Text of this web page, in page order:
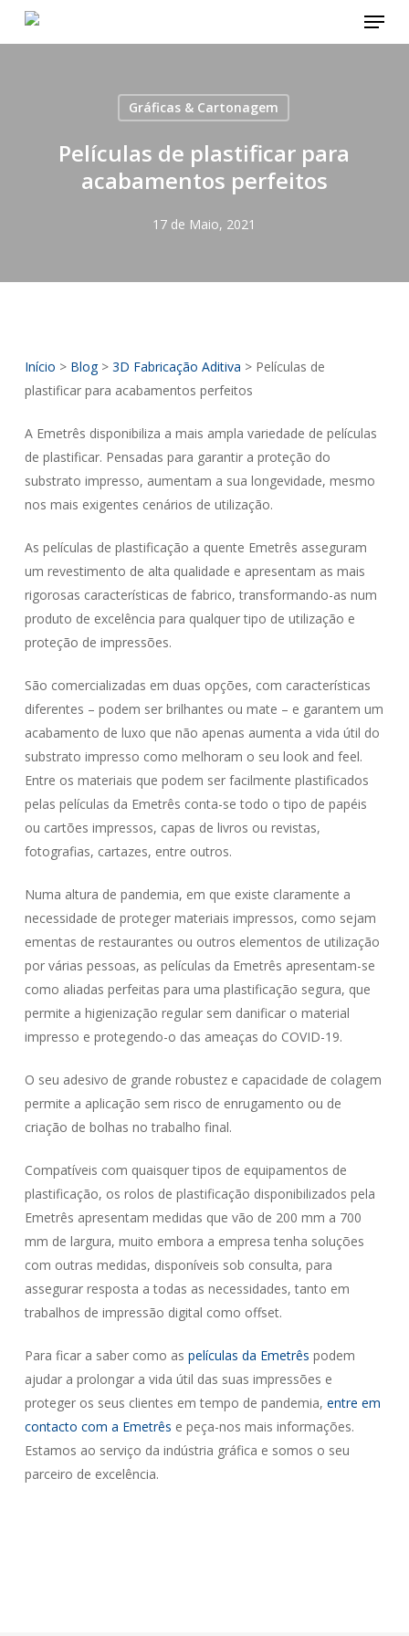
Menu
Gráficas & Cartonagem
Películas de plastificar para
acabamentos perfeitos
17 de Maio, 2021
Início > Blog> 3D Fabricação Aditiva > Películas de
plastificar para acabamentos perfeitos
A Emetrês disponibiliza a mais ampla variedade de películas
de plastificar. Pensadas para garantir a proteção do
substrato impresso, aumentam a sua longevidade, mesmo
nos mais exigentes cenários de utilização.
As películas de plastificação a quente Emetrês asseguram
um revestimento de alta qualidade e apresentam as mais
rigorosas características de fabrico, transformando-as num
produto de excelência para qualquer tipo de utilização e
proteção de impressões.
São comercializadas em duas opções, com características
diferentes – podem ser brilhantes ou mate – e garantem um
acabamento de luxo que não apenas aumenta a vida útil do
substrato impresso como melhoram o seu look and feel.
Entre os materiais que podem ser facilmente plastificados
pelas películas da Emetrês conta-se todo o tipo de papéis
ou cartões impressos, capas de livros ou revistas,
fotografias, cartazes, entre outros.
Numa altura de pandemia, em que existe claramente a
necessidade de proteger materiais impressos, como sejam
ementas de restaurantes ou outros elementos de utilização
por várias pessoas, as películas da Emetrês apresentam-se
como aliadas perfeitas para uma plastificação segura, que
permite a higienização regular sem danificar o material
impresso e protegendo-o das ameaças do COVID-19.
O seu adesivo de grande robustez e capacidade de colagem
permite a aplicação sem risco de enrugamento ou de
criação de bolhas no trabalho final.
Compatíveis com quaisquer tipos de equipamentos de
plastificação, os rolos de plastificação disponibilizados pela
Emetrês apresentam medidas que vão de 200 mm a 700
mm de largura, muito embora a empresa tenha soluções
com outras medidas, disponíveis sob consulta, para
assegurar resposta a todas as necessidades, tanto em
trabalhos de impressão digital como offset.
Para ficar a saber como as películas da Emetrês podem
ajudar a prolongar a vida útil das suas impressões e
proteger os seus clientes em tempo de pandemia, entre em
contacto com a Emetrês e peça-nos mais informações.
Estamos ao serviço da indústria gráfica e somos o seu
parceiro de excelência.